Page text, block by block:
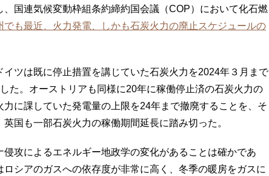
、国連気候変動枠組条約締約国会議（COP）において化石燃
でも最近、火力発電、しかも石炭火力の廃止スケジュールの
ツは既に停止措置を講じていた石炭火力を2024年３月まで
た。オーストリアも同様に20年に稼働停止済の石炭火力の
に課していた発電量の上限を24年まで撤廃することを、そ
国も一部石炭火力の稼働期間延長に踏み切った。
攻によるエネルギー地政学の変化があることは確かであ
ロシアのガスへの依存度が非常に高く、冬季の暖房をガスに